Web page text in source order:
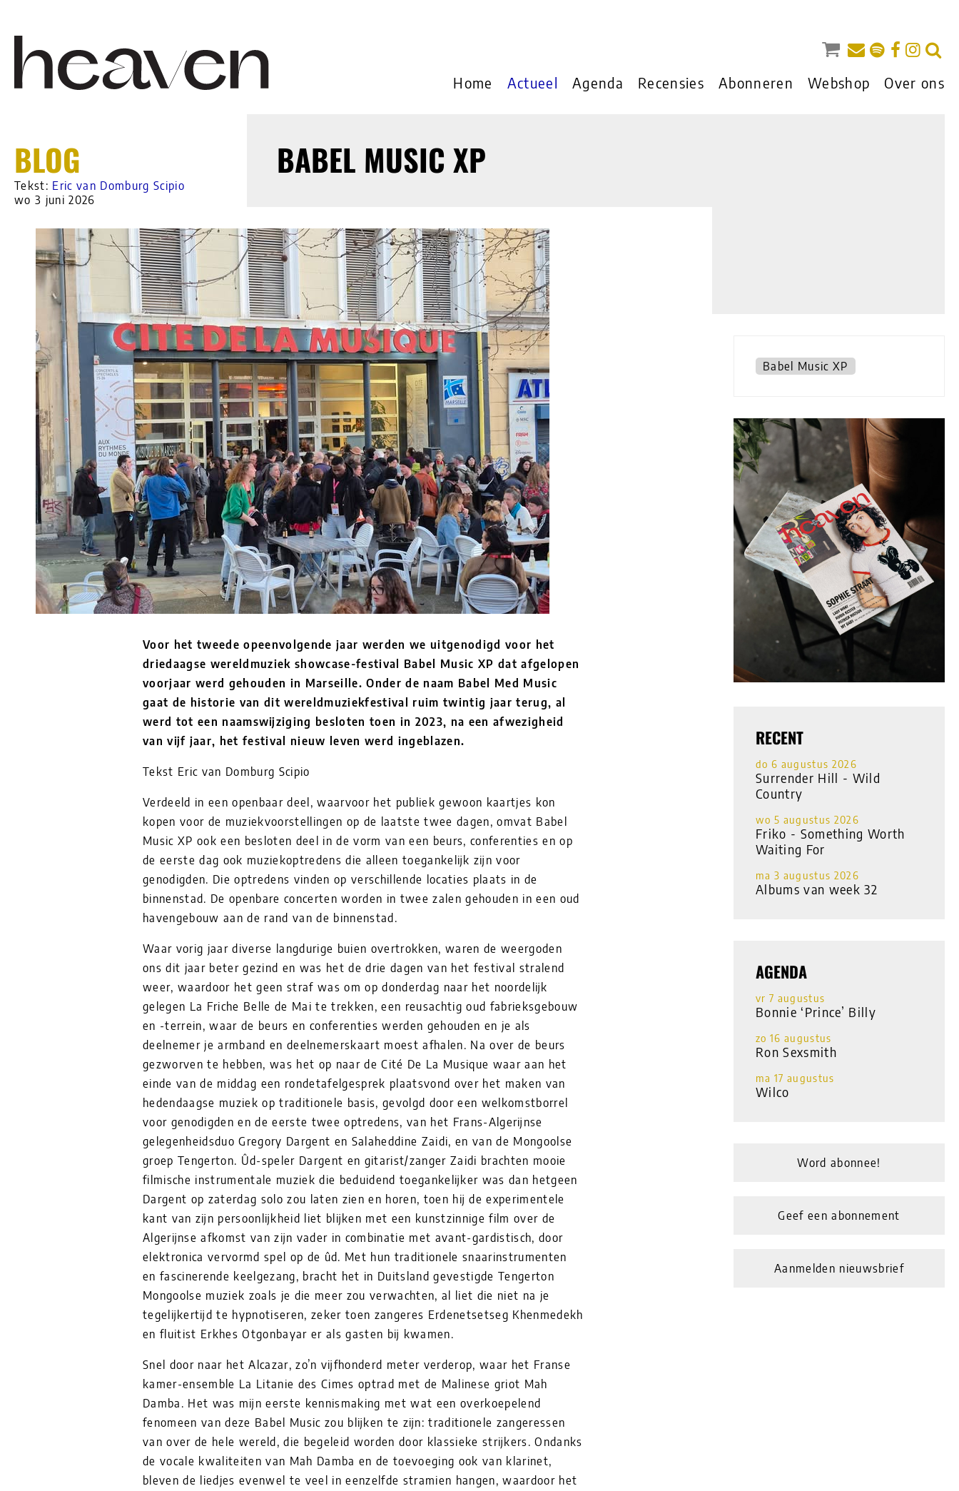
Home Actueel Agenda Recensies Abonneren Webshop Over ons
BLOG
Tekst: Eric van Domburg Scipio
wo 3 juni 2026
BABEL MUSIC XP
Voor het tweede opeenvolgende jaar werden we uitgenodigd voor het
driedaagse wereldmuziek showcase-festival Babel Music XP dat afgelopen
voorjaar werd gehouden in Marseille. Onder de naam Babel Med Music
gaat de historie van dit wereldmuziekfestival ruim twintig jaar terug, al
werd tot een naamswijziging besloten toen in 2023, na een afwezigheid
van vijf jaar, het festival nieuw leven werd ingeblazen.
Tekst Eric van Domburg Scipio
Verdeeld in een openbaar deel, waarvoor het publiek gewoon kaartjes kon
kopen voor de muziekvoorstellingen op de laatste twee dagen, omvat Babel
Music XP ook een besloten deel in de vorm van een beurs, conferenties en op
de eerste dag ook muziekoptredens die alleen toegankelijk zijn voor
genodigden. Die optredens vinden op verschillende locaties plaats in de
binnenstad. De openbare concerten worden in twee zalen gehouden in een oud
havengebouw aan de rand van de binnenstad.
Waar vorig jaar diverse langdurige buien overtrokken, waren de weergoden
ons dit jaar beter gezind en was het de drie dagen van het festival stralend
weer, waardoor het geen straf was om op donderdag naar het noordelijk
gelegen La Friche Belle de Mai te trekken, een reusachtig oud fabrieksgebouw
en -terrein, waar de beurs en conferenties werden gehouden en je als
deelnemer je armband en deelnemerskaart moest afhalen. Na over de beurs
gezworven te hebben, was het op naar de Cité De La Musique waar aan het
einde van de middag een rondetafelgesprek plaatsvond over het maken van
hedendaagse muziek op traditionele basis, gevolgd door een welkomstborrel
voor genodigden en de eerste twee optredens, van het Frans-Algerijnse
gelegenheidsduo Gregory Dargent en Salaheddine Zaidi, en van de Mongoolse
groep Tengerton. Ûd-speler Dargent en gitarist/zanger Zaidi brachten mooie
filmische instrumentale muziek die beduidend toegankelijker was dan hetgeen
Dargent op zaterdag solo zou laten zien en horen, toen hij de experimentele
kant van zijn persoonlijkheid liet blijken met een kunstzinnige film over de
Algerijnse afkomst van zijn vader in combinatie met avant-gardistisch, door
elektronica vervormd spel op de ûd. Met hun traditionele snaarinstrumenten
en fascinerende keelgezang, bracht het in Duitsland gevestigde Tengerton
Mongoolse muziek zoals je die meer zou verwachten, al liet die niet na je
tegelijkertijd te hypnotiseren, zeker toen zangeres Erdenetsetseg Khenmedekh
en fluitist Erkhes Otgonbayar er als gasten bij kwamen.
Snel door naar het Alcazar, zo’n vijfhonderd meter verderop, waar het Franse
kamer-ensemble La Litanie des Cimes optrad met de Malinese griot Mah
Damba. Het was mijn eerste kennismaking met wat een overkoepelend
fenomeen van deze Babel Music zou blijken te zijn: traditionele zangeressen
van over de hele wereld, die begeleid worden door klassieke strijkers. Ondanks
de vocale kwaliteiten van Mah Damba en de toevoeging ook van klarinet,
bleven de liedjes evenwel te veel in eenzelfde stramien hangen, waardoor het
Babel Music XP
RECENT
do 6 augustus 2026
Surrender Hill - Wild
Country
wo 5 augustus 2026
Friko - Something Worth
Waiting For
ma 3 augustus 2026
Albums van week 32
AGENDA
vr 7 augustus
Bonnie ‘Prince’ Billy
zo 16 augustus
Ron Sexsmith
ma 17 augustus
Wilco
Word abonnee!
Geef een abonnement
Aanmelden nieuwsbrief